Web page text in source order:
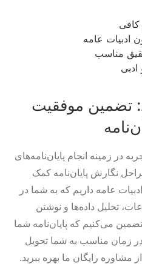
کافی
ادبیات عامه
مناسب
تضمین موفقیت
در زمینه انجام پایان‌نامه‌های
نگارش پایان‌نامه کمک
عامه داریم که به شما در
تحلیل داده‌ها و نوشتن
می‌کنیم که پایان‌نامه شما
در زمان مناسب به شما تحویل
مشاوره رایگان ما بهره ببرید.